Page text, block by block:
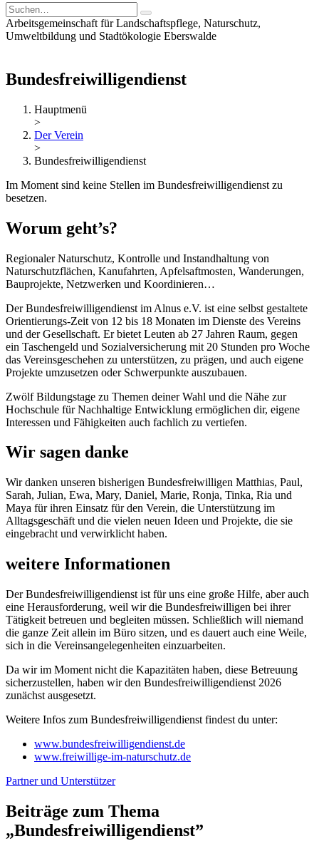
Arbeitsgemeinschaft für Landschaftspflege, Naturschutz,
Umweltbildung und Stadtökologie Eberswalde
Bundesfreiwilligen­dienst
Hauptmenü
>
Der Verein
>
Bundesfreiwilligen­dienst
Im Moment sind keine Stellen im Bundesfreiwilligendienst zu
besetzen.
Worum geht’s?
Regionaler Naturschutz, Kontrolle und Instandhaltung von
Naturschutzflächen, Kanufahrten, Apfelsaftmosten, Wanderungen,
Bauprojekte, Netzwerken und Koordinieren…
Der Bundesfreiwilligendienst im Alnus e.V. ist eine selbst gestaltete
Orientierungs-Zeit von 12 bis 18 Monaten im Dienste des Vereins
und der Gesellschaft. Er bietet Leuten ab 27 Jahren Raum, gegen
ein Taschengeld und Sozialversicherung mit 20 Stunden pro Woche
das Vereinsgeschehen zu unterstützen, zu prägen, und auch eigene
Projekte umzusetzen oder Schwerpunkte auszubauen.
Zwölf Bildungstage zu Themen deiner Wahl und die Nähe zur
Hochschule für Nachhaltige Entwicklung ermöglichen dir, eigene
Interessen und Fähigkeiten auch fachlich zu vertiefen.
Wir sagen danke
Wir danken unseren bisherigen Bundesfreiwilligen Matthias, Paul,
Sarah, Julian, Ewa, Mary, Daniel, Marie, Ronja, Tinka, Ria und
Maya für ihren Einsatz für den Verein, die Unterstützung im
Alltagsgeschäft und die vielen neuen Ideen und Projekte, die sie
eingebracht und verwirklicht haben.
weitere Informationen
Der Bundesfreiwilligendienst ist für uns eine große Hilfe, aber auch
eine Herausforderung, weil wir die Bundesfreiwilligen bei ihrer
Tätigkeit betreuen und begleiten müssen. Schließlich will niemand
die ganze Zeit allein im Büro sitzen, und es dauert auch eine Weile,
sich in die Vereinsangelegenheiten einzuarbeiten.
Da wir im Moment nicht die Kapazitäten haben, diese Betreuung
sicherzustellen, haben wir den Bundesfreiwilligendienst 2026
zunächst ausgesetzt.
Weitere Infos zum Bundesfreiwilligendienst findest du unter:
www.bundesfreiwilligendienst.de
www.freiwillige-im-naturschutz.de
Partner und Unterstützer
Beiträge zum Thema
„Bundesfreiwilligen­dienst”